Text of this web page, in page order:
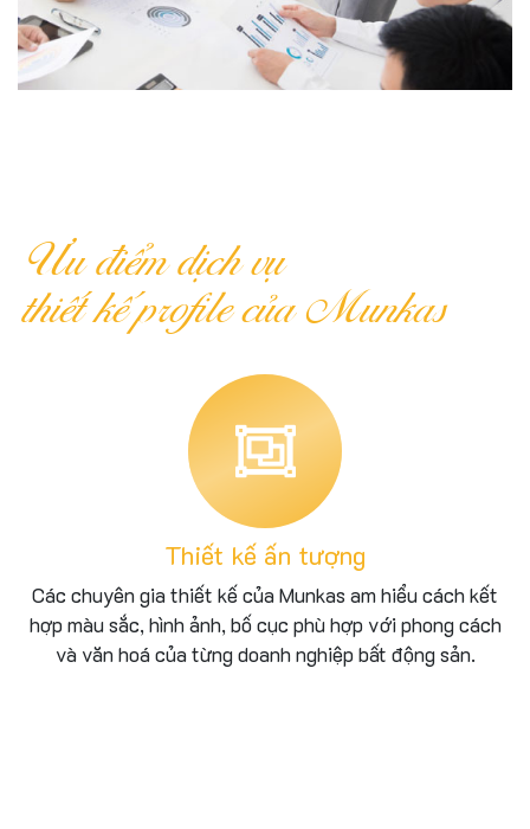
Ưu điểm dịch vụ
thiết kế profile của Munkas
của Munkas am hiểu cách kết
bố cục phù hợp với phong cách
doanh nghiệp bất động sản.
Đội ngũ copywriter
bất động sản của
ấn tượng nhất giúp